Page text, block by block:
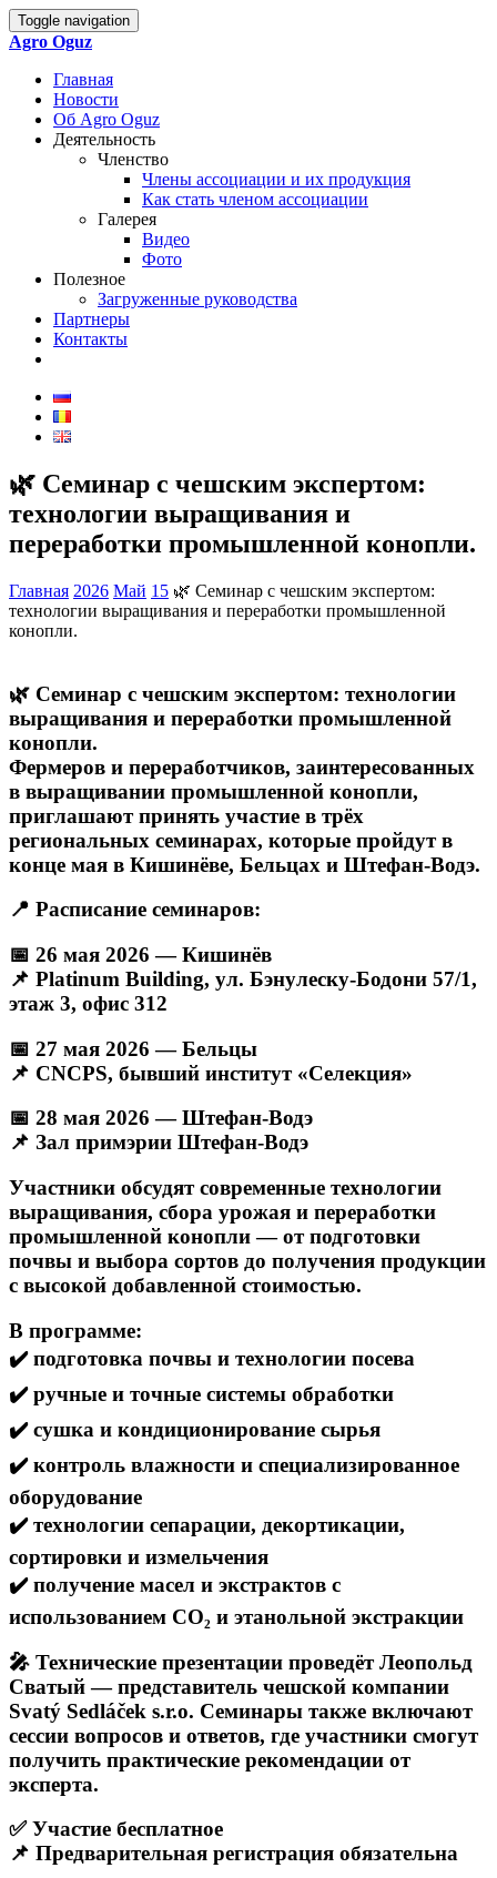
Toggle navigation
Agro Oguz
Главная
Новости
Об Agro Oguz
Деятельность
Членство
Члены ассоциации и их продукция
Как стать членом ассоциации
Галерея
Видео
Фото
Полезное
Загруженные руководства
Партнеры
Контакты
🌿 Семинар с чешским экспертом:
технологии выращивания и
переработки промышленной конопли.
Главная 2026 Май 15 🌿 Семинар с чешским экспертом:
технологии выращивания и переработки промышленной
конопли.
🌿 Семинар с чешским экспертом: технологии
выращивания и переработки промышленной
конопли.
Фермеров и переработчиков, заинтересованных
в выращивании промышленной конопли,
приглашают принять участие в трёх
региональных семинарах, которые пройдут в
конце мая в Кишинёве, Бельцах и Штефан-Водэ.
📍 Расписание семинаров:
📅 26 мая 2026 — Кишинёв
📌 Platinum Building, ул. Бэнулеску-Бодони 57/1,
этаж 3, офис 312
📅 27 мая 2026 — Бельцы
📌 CNCPS, бывший институт «Селекция»
📅 28 мая 2026 — Штефан-Водэ
📌 Зал примэрии Штефан-Водэ
Участники обсудят современные технологии
выращивания, сбора урожая и переработки
промышленной конопли — от подготовки
почвы и выбора сортов до получения продукции
с высокой добавленной стоимостью.
В программе:
✔️подготовка почвы и технологии посева
✔️ручные и точные системы обработки
✔️сушка и кондиционирование сырья
✔️контроль влажности и специализированное
оборудование
✔️технологии сепарации, декортикации,
сортировки и измельчения
✔️получение масел и экстрактов с
использованием CO₂ и этанольной экстракции
🎤 Технические презентации проведёт Леопольд
Сватый — представитель чешской компании
Svatý Sedláček s.r.o. Семинары также включают
сессии вопросов и ответов, где участники смогут
получить практические рекомендации от
эксперта.
✅Участие бесплатное
📌 Предварительная регистрация обязательна